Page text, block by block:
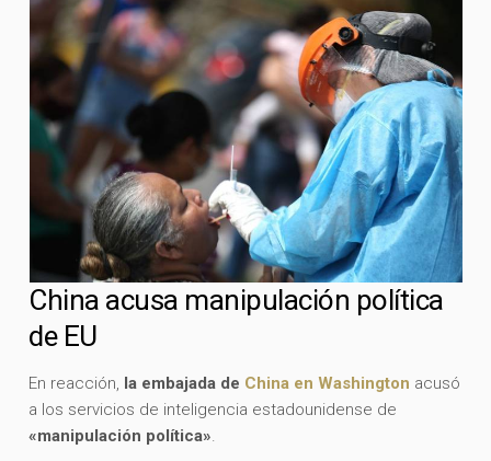
China acusa manipulación política
de EU
En reacción, la embajada de China en Washington acusó
a los servicios de inteligencia estadounidense de
«manipulación política».